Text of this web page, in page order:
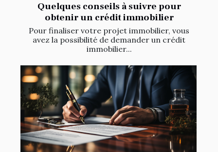
Quelques conseils à suivre pour
obtenir un crédit immobilier
Pour finaliser votre projet immobilier, vous
avez la possibilité de demander un crédit
immobilier...